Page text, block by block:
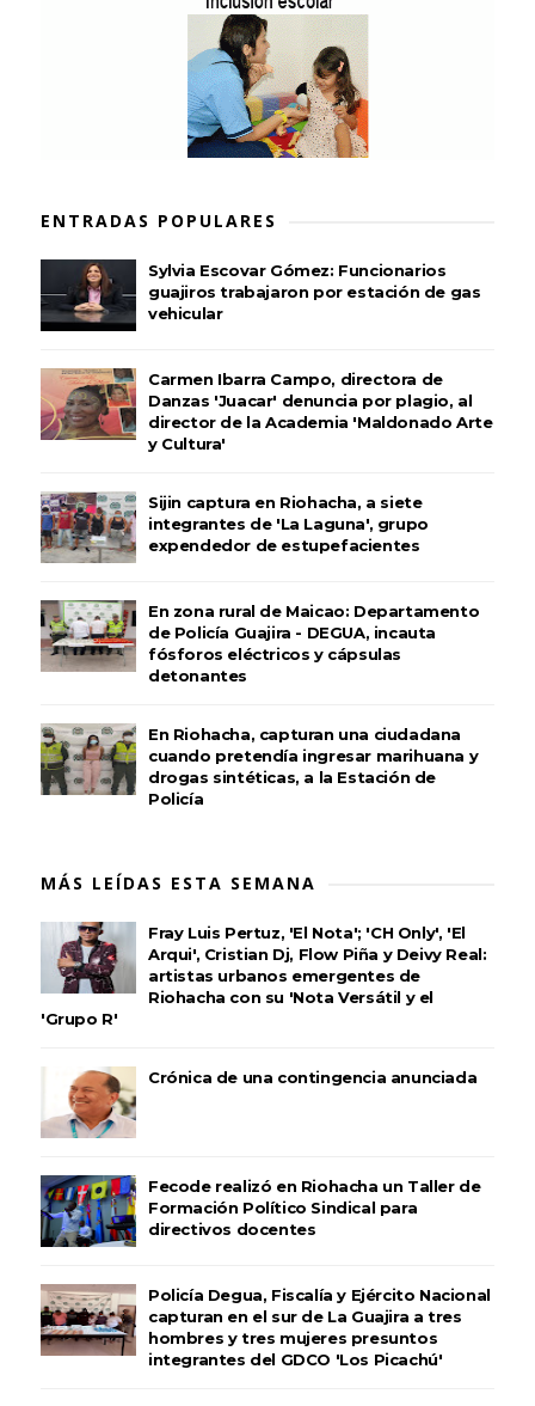
ENTRADAS POPULARES
Sylvia Escovar Gómez: Funcionarios
guajiros trabajaron por estación de gas
vehicular
Carmen Ibarra Campo, directora de
Danzas 'Juacar' denuncia por plagio, al
director de la Academia 'Maldonado Arte
y Cultura'
Sijin captura en Riohacha, a siete
integrantes de 'La Laguna', grupo
expendedor de estupefacientes
En zona rural de Maicao: Departamento
de Policía Guajira - DEGUA, incauta
fósforos eléctricos y cápsulas
detonantes
En Riohacha, capturan una ciudadana
cuando pretendía ingresar marihuana y
drogas sintéticas, a la Estación de
Policía
MÁS LEÍDAS ESTA SEMANA
Fray Luis Pertuz, 'El Nota'; 'CH Only', 'El
Arqui', Cristian Dj, Flow Piña y Deivy Real:
artistas urbanos emergentes de
Riohacha con su 'Nota Versátil y el
'Grupo R'
Crónica de una contingencia anunciada
Fecode realizó en Riohacha un Taller de
Formación Político Sindical para
directivos docentes
Policía Degua, Fiscalía y Ejército Nacional
capturan en el sur de La Guajira a tres
hombres y tres mujeres presuntos
integrantes del GDCO 'Los Picachú'